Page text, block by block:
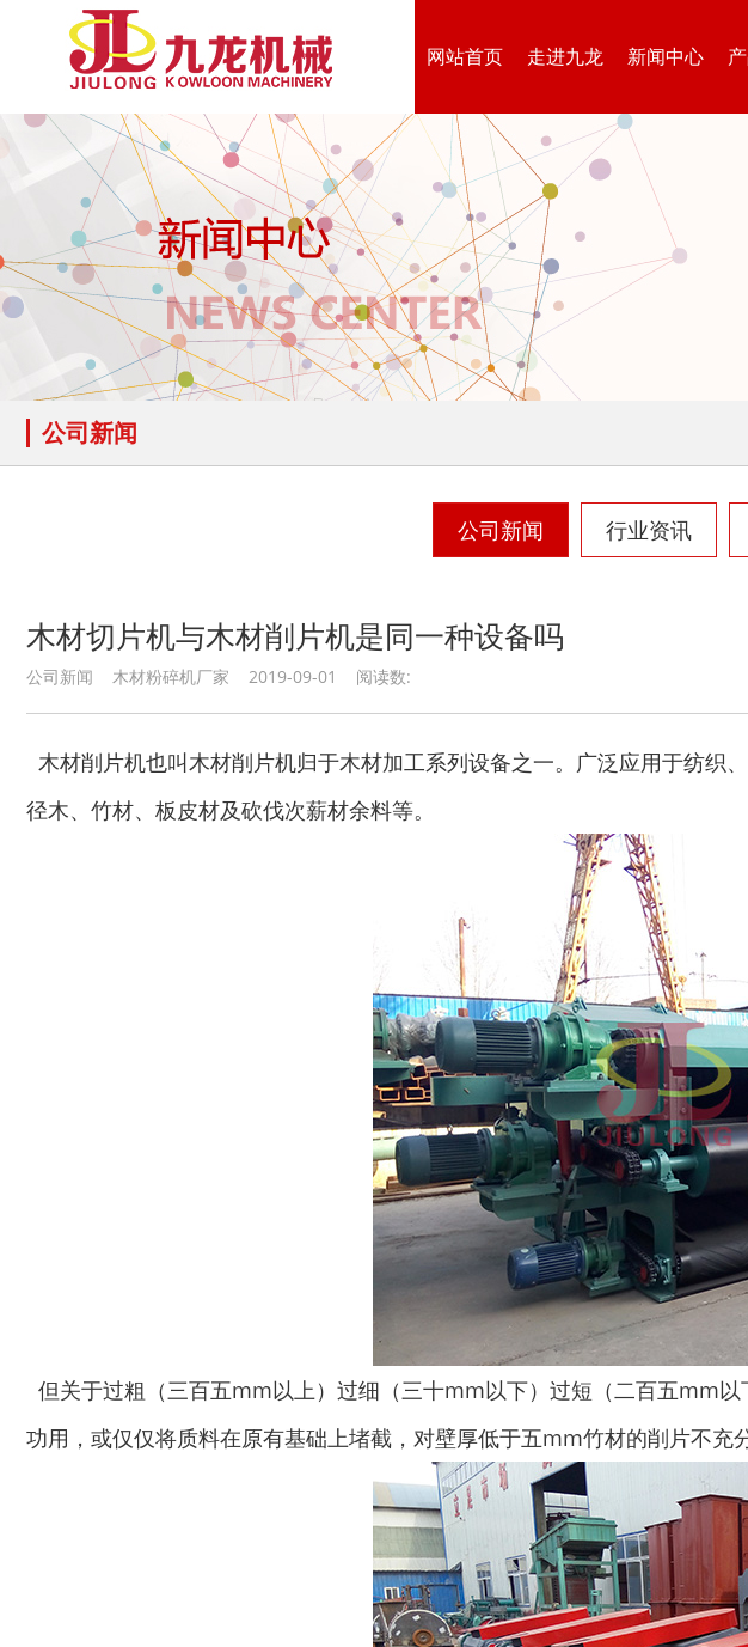
网站首页 走进九龙 新闻中心
公司新闻
公司新闻 行业资讯
木材切片机与木材削片机是同一种设备吗
公司新闻 木材粉碎机厂家 2019-09-01 阅读数:
木材削片机也叫木材削片机归于木材加工系列设备之一。广泛应用于纺
径木、竹材、板皮材及砍伐次薪材余料等。
但关于过粗（三百五mm以上）过细（三十mm以下）过短（二百五mm
功用，或仅仅将质料在原有基础上堵截，对壁厚低于五mm竹材的削片不充